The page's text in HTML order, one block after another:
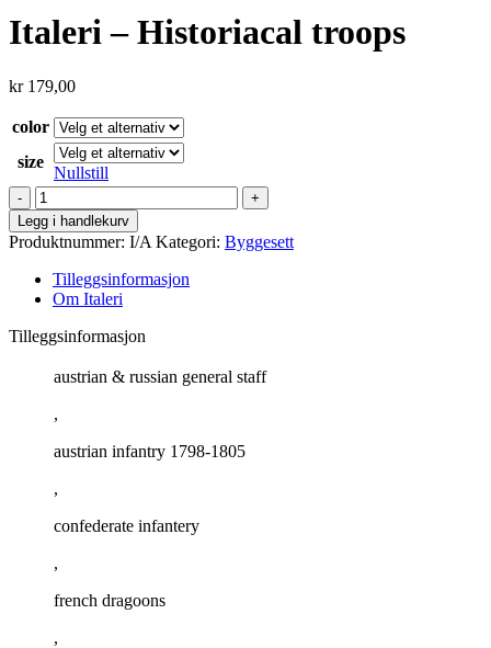
Italeri – Historiacal troops
kr179,00
color
size
Nullstill
Italeri
-
Historiacal
troops
antall
Legg i handlekurv
Produktnummer: I/A Kategori: Byggesett
Tilleggsinformasjon
Om Italeri
Tilleggsinformasjon
austrian & russian general staff
,
austrian infantry 1798-1805
,
confederate infantery
,
french dragoons
,